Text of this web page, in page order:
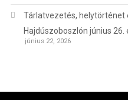
Tárlatvezetés, helytörténet
Hajdúszoboszlón június 26.
június 22, 2026